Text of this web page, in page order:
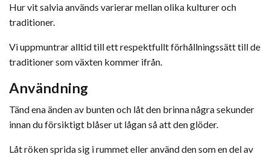
Hur vit salvia används varierar mellan olika kulturer och
traditioner.
Vi uppmuntrar alltid till ett respektfullt förhållningssätt till de
traditioner som växten kommer ifrån.
Användning
Tänd ena änden av bunten och låt den brinna några sekunder
innan du försiktigt blåser ut lågan så att den glöder.
Låt röken sprida sig i rummet eller använd den som en del av